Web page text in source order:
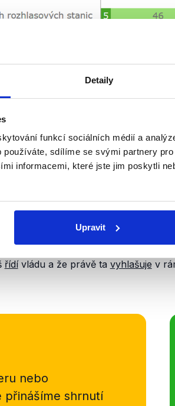
Detaily
funkcí sociálních médií a
sdílíme se svými partnery
informacemi, které jste jim poskytli
Upravit
36 % dotázaných velmi důvěřuje
Babiš veřejnosti o covidu-19.
řídívládu a že právě ta vyhlašuje v
nebo
přinášíme shrnutí